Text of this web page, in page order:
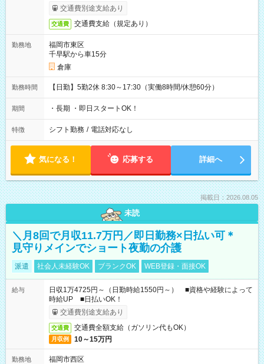
交通費別途支給あり
交通費 交通費支給（規定あり）
勤務地
福岡市東区
千早駅から車15分
倉庫
勤務時間 【日勤】5勤2休 8:30～17:30（実働8時間/休憩60分）
期間 ・長期 ・即日スタートOK！
特徴 シフト勤務 / 電話対応なし
気になる！ 応募する 詳細へ
掲載日：2026.08.05
未読
＼月8回で月収11.7万円／即日勤務×日払い可＊
見守りメインでショート夜勤の介護
派遣 社会人未経験OK ブランクOK WEB登録・面接OK
給与
日収1万4725円～（日勤時給1550円～） ■資格や経験によって
時給UP ■日払いOK！
交通費別途支給あり
交通費 交通費全額支給（ガソリン代もOK）
月収例 10～15万円
勤務地
福岡市西区